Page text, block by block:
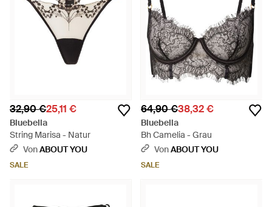
32,90 €25,11 €
Bluebella
String Marisa - Natur
VonABOUT YOU
SALE
64,90 €38,32 €
Bluebella
Bh Camelia - Grau
VonABOUT YOU
SALE